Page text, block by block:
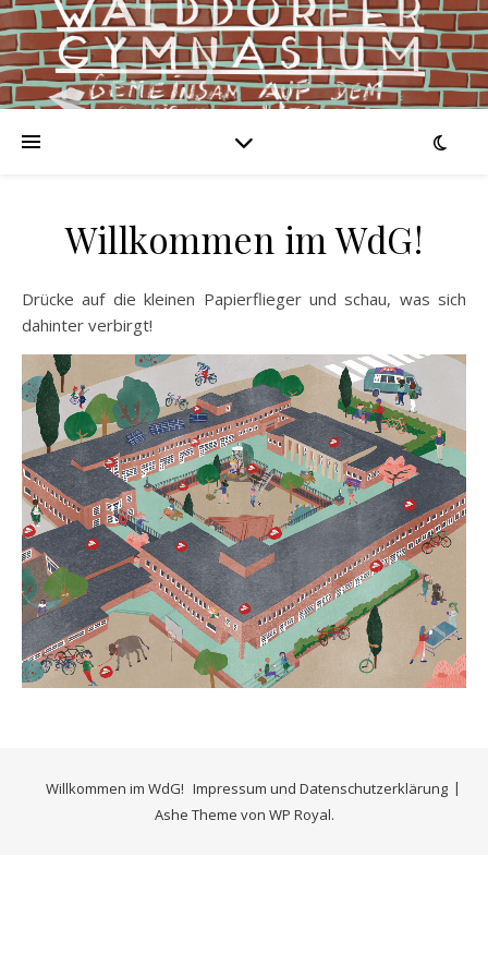
Willkommen im WdG!
Drücke auf die kleinen Papierflieger und schau, was sich
dahinter verbirgt!
Willkommen im WdG! Impressum und Datenschutzerklärung
Ashe Theme von WP Royal.